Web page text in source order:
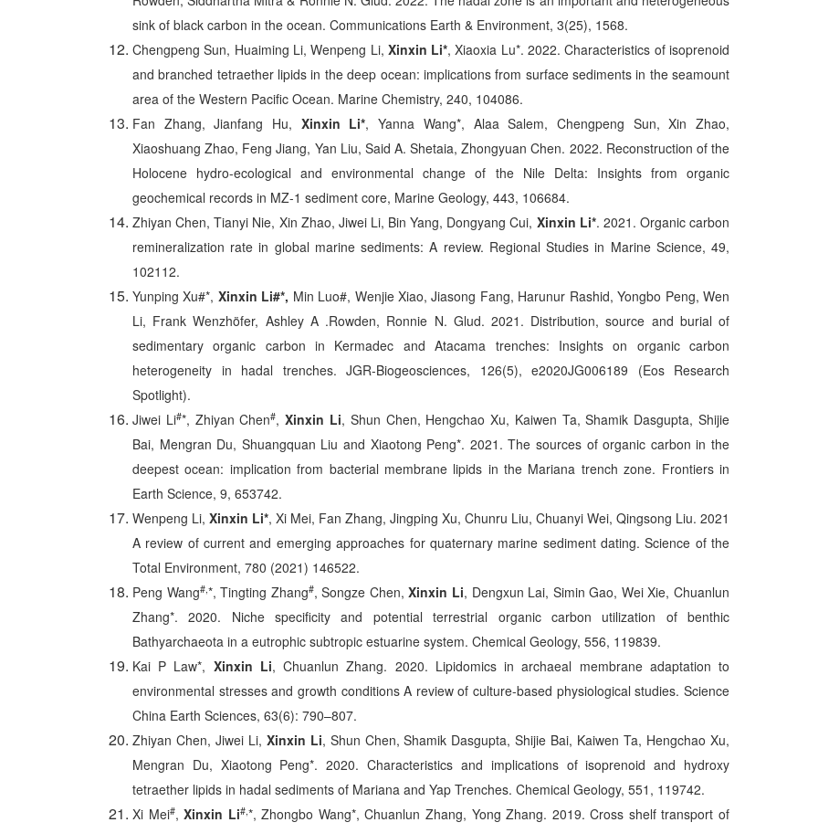
sink of black carbon in the ocean. Communications Earth & Environment, 3(25), 1568.
Chengpeng Sun, Huaiming Li, Wenpeng Li, Xinxin Li*, Xiaoxia Lu*. 2022. Characteristics of isoprenoid
and branched tetraether lipids in the deep ocean: implications from surface sediments in the seamount
area of the Western Pacific Ocean. Marine Chemistry, 240, 104086.
Fan Zhang, Jianfang Hu, Xinxin Li*, Yanna Wang*, Alaa Salem, Chengpeng Sun, Xin Zhao,
Xiaoshuang Zhao, Feng Jiang, Yan Liu, Said A. Shetaia, Zhongyuan Chen. 2022. Reconstruction of the
Holocene hydro-ecological and environmental change of the Nile Delta: Insights from organic
geochemical records in MZ-1 sediment core, Marine Geology, 443, 106684.
Zhiyan Chen, Tianyi Nie, Xin Zhao, Jiwei Li, Bin Yang, Dongyang Cui, Xinxin Li*. 2021. Organic carbon
remineralization rate in global marine sediments: A review. Regional Studies in Marine Science, 49,
102112.
Yunping Xu#*, Xinxin Li#*, Min Luo#, Wenjie Xiao, Jiasong Fang, Harunur Rashid, Yongbo Peng, Wen
Li, Frank Wenzhöfer, Ashley A .Rowden, Ronnie N. Glud. 2021. Distribution, source and burial of
sedimentary organic carbon in Kermadec and Atacama trenches: Insights on organic carbon
heterogeneity in hadal trenches. JGR-Biogeosciences, 126(5), e2020JG006189 (Eos Research
Spotlight).
Jiwei Li#*, Zhiyan Chen#,Xinxin Li, Shun Chen, Hengchao Xu, Kaiwen Ta, Shamik Dasgupta, Shijie
Bai, Mengran Du, Shuangquan Liu and Xiaotong Peng*. 2021. The sources of organic carbon in the
deepest ocean: implication from bacterial membrane lipids in the Mariana trench zone. Frontiers in
Earth Science, 9, 653742.
Wenpeng Li, Xinxin Li*, Xi Mei, Fan Zhang, Jingping Xu, Chunru Liu, Chuanyi Wei, Qingsong Liu. 2021
A review of current and emerging approaches for quaternary marine sediment dating. Science of the
Total Environment, 780 (2021) 146522.
Peng Wang#, *, Tingting Zhang#, Songze Chen,Xinxin Li, Dengxun Lai, Simin Gao, Wei Xie, Chuanlun
Zhang*. 2020. Niche specificity and potential terrestrial organic carbon utilization of benthic
Bathyarchaeota in a eutrophic subtropic estuarine system. Chemical Geology, 556, 119839.
Kai P Law*, Xinxin Li, Chuanlun Zhang. 2020. Lipidomics in archaeal membrane adaptation to
environmental stresses and growth conditions A review of culture-based physiological studies. Science
China Earth Sciences, 63(6): 790–807.
Zhiyan Chen, Jiwei Li, Xinxin Li, Shun Chen, Shamik Dasgupta, Shijie Bai, Kaiwen Ta, Hengchao Xu,
Mengran Du, Xiaotong Peng*. 2020. Characteristics and implications of isoprenoid and hydroxy
tetraether lipids in hadal sediments of Mariana and Yap Trenches. Chemical Geology, 551, 119742.
Xi Mei#,Xinxin Li#, *, Zhongbo Wang*, Chuanlun Zhang, Yong Zhang. 2019. Cross shelf transport of